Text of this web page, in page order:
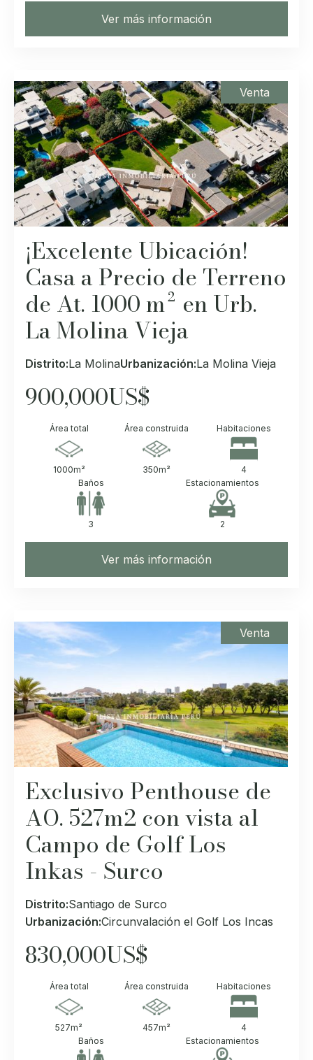
Ver más información
Venta
¡Excelente Ubicación!
Casa a Precio de Terreno
de At. 1000 m² en Urb.
La Molina Vieja
Distrito:La MolinaUrbanización:La Molina Vieja
900,000US$
Área total
1000m²
Área construida
350m²
Habitaciones
4
Baños
3
Estacionamientos
2
Ver más información
Venta
Exclusivo Penthouse de
AO. 527m2 con vista al
Campo de Golf Los
Inkas - Surco
Distrito:Santiago de Surco
Urbanización:Circunvalación el Golf Los Incas
830,000US$
Área total
527m²
Área construida
457m²
Habitaciones
4
Baños
Estacionamientos